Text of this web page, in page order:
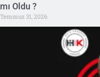
mı Oldu ?
Temmuz 31, 2026